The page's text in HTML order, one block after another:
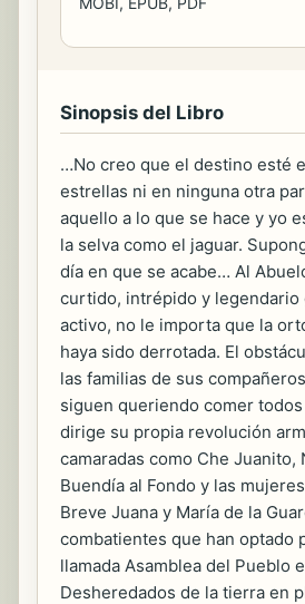
Sinopsis del Libro
…No creo que el destino esté
estrellas ni en ninguna otra
aquello a lo que se hace y yo
la selva como el jaguar.
día en que se acabe… Al
curtido, intrépido y
activo, no le importa que la
haya sido derrotada. El
las familias de sus
siguen queriendo comer
dirige su propia revolución
camaradas como Che Juanito,
Buendía al Fondo y las
Breve Juana y María de la
combatientes que han optado
llamada Asamblea del Pueblo
Desheredados de la tierra en